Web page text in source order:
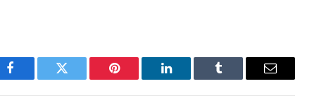
Facebook Twitter Pinterest LinkedIn Tumblr Email